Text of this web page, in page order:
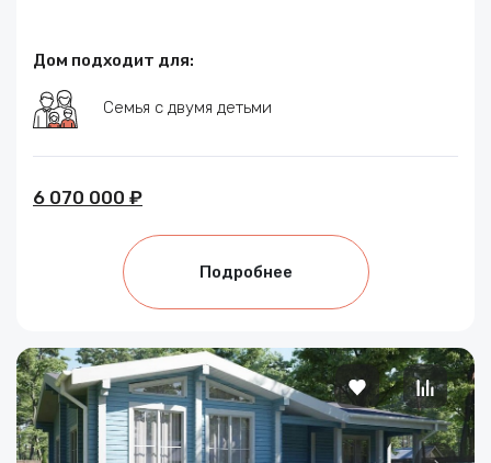
Дом подходит для:
Семья с двумя детьми
6 070 000 ₽
Подробнее